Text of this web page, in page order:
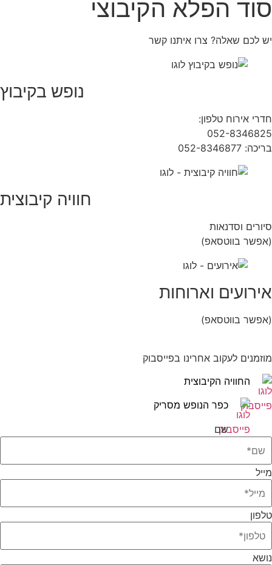
סוד הפלא הקיבוצי
יש לכם שאלה? צרו איתנו קשר
נופש בקיבוץ
חדרי אירוח טלפון:
052-8346825
בריכה: 052-8346877
חוויה קיבוצית
סיורים וסדנאות
(אפשר בווטסאפ)
אירועים וארוחות
(אפשר בווטסאפ)
מוזמנים לעקוב אחרינו בפייסבוק
החוויה הקיבוצית
כפר הנופש מסריק
שם
מייל
טלפון
נושא